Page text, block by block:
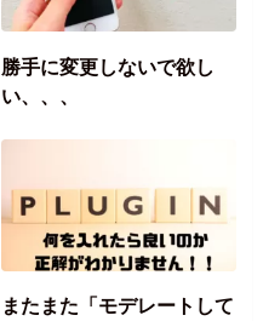
勝手に変更しないで欲し
い、、、
またまた「モデレートして